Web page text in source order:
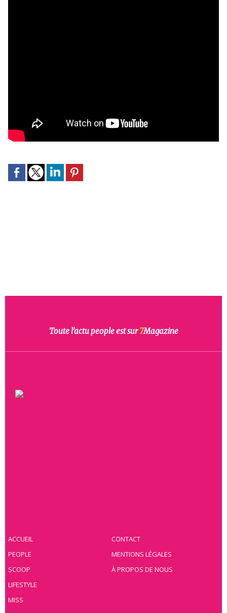
Toute l’actu people est sur7Magazine
ACCUEIL
PEOPLE
SCOOP
LIFESTYLE
MISS
CONTACT
MENTIONS LÉGALES
À PROPOS DE NOUS